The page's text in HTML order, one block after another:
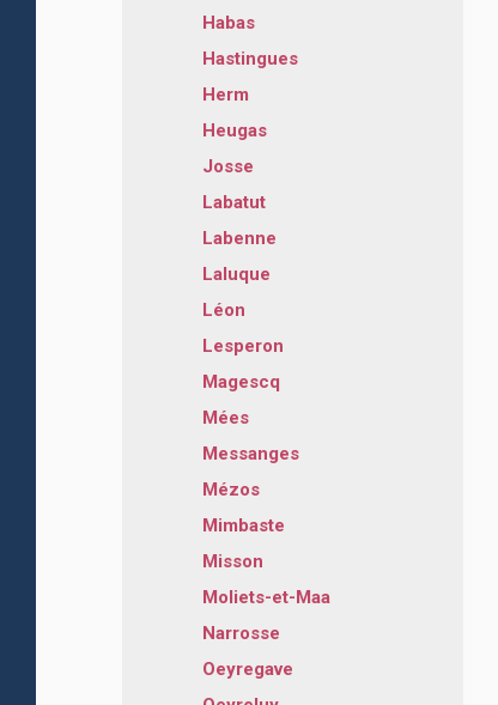
Habas
Hastingues
Herm
Heugas
Josse
Labatut
Labenne
Laluque
Léon
Lesperon
Magescq
Mées
Messanges
Mézos
Mimbaste
Misson
Moliets-et-Maa
Narrosse
Oeyregave